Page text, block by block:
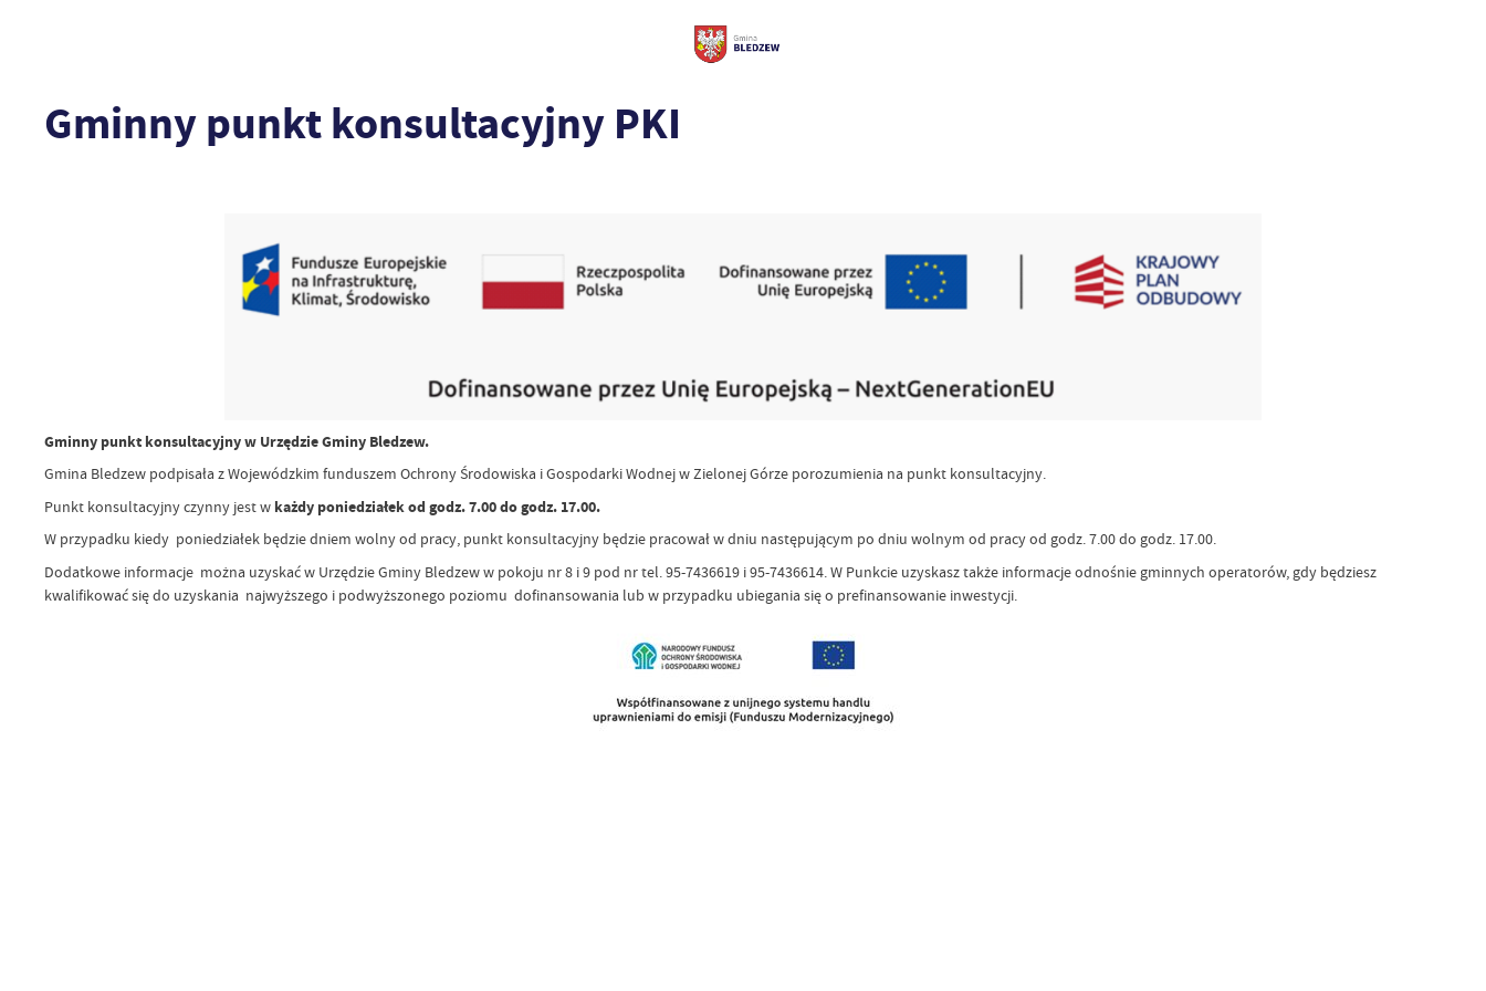
Gminny punkt konsultacyjny PKI
Gminny punkt konsultacyjny w Urzędzie Gminy Bledzew.
Gmina Bledzew podpisała z Wojewódzkim funduszem Ochrony Środowiska i Gospodarki Wodnej w Zielonej Górze porozumienia na punkt konsultacyjny.
Punkt konsultacyjny czynny jest w każdy poniedziałekod godz. 7.00 do godz. 17.00.
W przypadku kiedy poniedziałek będzie dniem wolny od pracy, punkt konsultacyjny będzie pracował w dniu następującym po dniu wolnym od pracy od godz. 7.00 do godz. 17.00.
Dodatkowe informacje można uzyskać w Urzędzie Gminy Bledzew w pokoju nr 8 i 9 pod nr tel. 95-7436619 i 95-7436614. W Punkcie uzyskasz także informacje odnośnie gminnych operatorów, gdy będziesz
kwalifikować się do uzyskania najwyższego i podwyższonego poziomu dofinansowania lub w przypadku ubiegania się o prefinansowanie inwestycji.